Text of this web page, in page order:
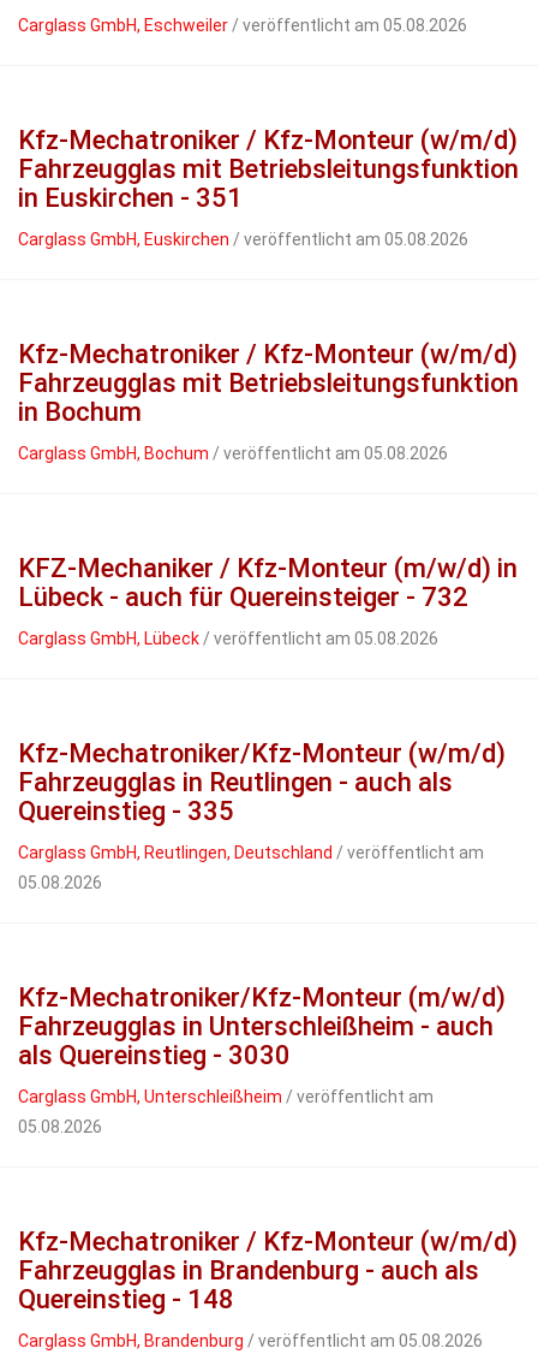
Carglass GmbH, Eschweiler / veröffentlicht am 05.08.2026
Kfz-Mechatroniker / Kfz-Monteur (w/m/d)
Fahrzeugglas mit Betriebsleitungsfunktion
in Euskirchen - 351
Carglass GmbH, Euskirchen / veröffentlicht am 05.08.2026
Kfz-Mechatroniker / Kfz-Monteur (w/m/d)
Fahrzeugglas mit Betriebsleitungsfunktion
in Bochum
Carglass GmbH, Bochum / veröffentlicht am 05.08.2026
KFZ-Mechaniker / Kfz-Monteur (m/w/d) in
Lübeck - auch für Quereinsteiger - 732
Carglass GmbH, Lübeck / veröffentlicht am 05.08.2026
Kfz-Mechatroniker/Kfz-Monteur (w/m/d)
Fahrzeugglas in Reutlingen - auch als
Quereinstieg - 335
Carglass GmbH, Reutlingen, Deutschland / veröffentlicht am
05.08.2026
Kfz-Mechatroniker/Kfz-Monteur (m/w/d)
Fahrzeugglas in Unterschleißheim - auch
als Quereinstieg - 3030
Carglass GmbH, Unterschleißheim / veröffentlicht am
05.08.2026
Kfz-Mechatroniker / Kfz-Monteur (w/m/d)
Fahrzeugglas in Brandenburg - auch als
Quereinstieg - 148
Carglass GmbH, Brandenburg / veröffentlicht am 05.08.2026